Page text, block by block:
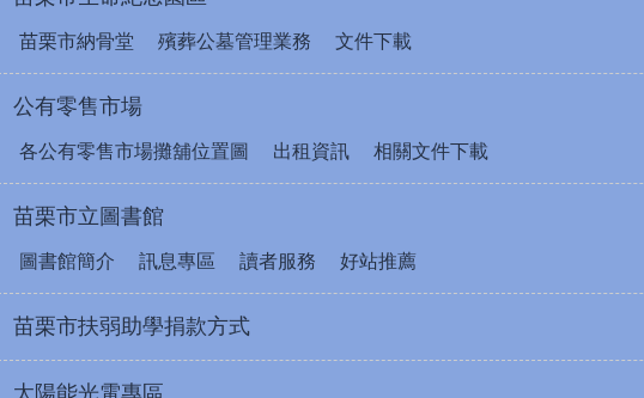
苗栗市納骨堂 殯葬公墓管理業務 文件下載
公有零售市場
各公有零售市場攤舖位置圖 出租資訊 相關文件下載
苗栗市立圖書館
圖書館簡介 訊息專區 讀者服務 好站推薦
苗栗市扶弱助學捐款方式